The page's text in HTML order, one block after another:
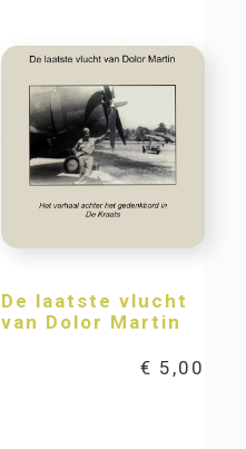
De laatste vlucht
van Dolor Martin
€ 5,00